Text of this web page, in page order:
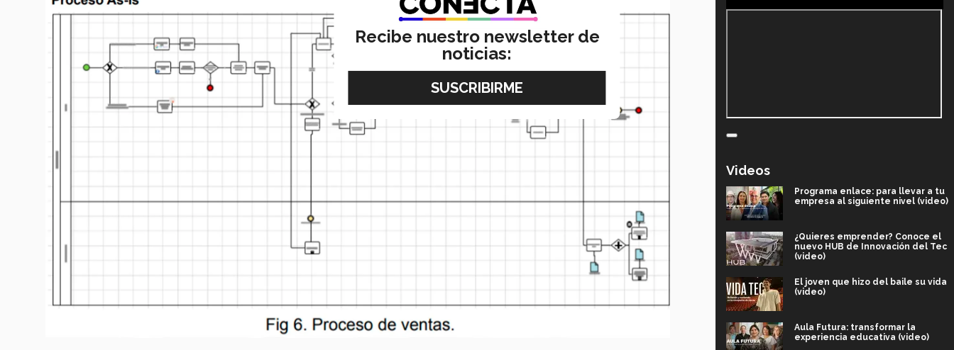
Videos
Programa enlace: para llevar a tu
empresa al siguiente nivel (video)
¿Quieres emprender? Conoce el
nuevo HUB de Innovación del Tec
(video)
El joven que hizo del baile su vida
(video)
Aula Futura: transformar la
experiencia educativa (video)
Recibe nuestro newsletter de
noticias: